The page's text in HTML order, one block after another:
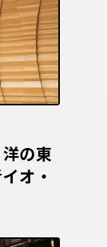
の東
オ・